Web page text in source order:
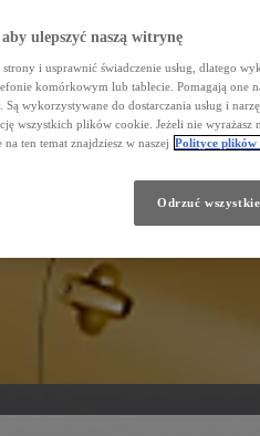
ulepszyć naszą witrynę
strony i usprawnić świadczenie usług, dlatego
komórkowym lub tablecie. Pomagają one
wykorzystywane do dostarczania usług i
wszystkich plików cookie. Jeżeli nie wyrażasz
ten temat znajdziesz w naszej Polityce plików
Odrzuć wszystkie